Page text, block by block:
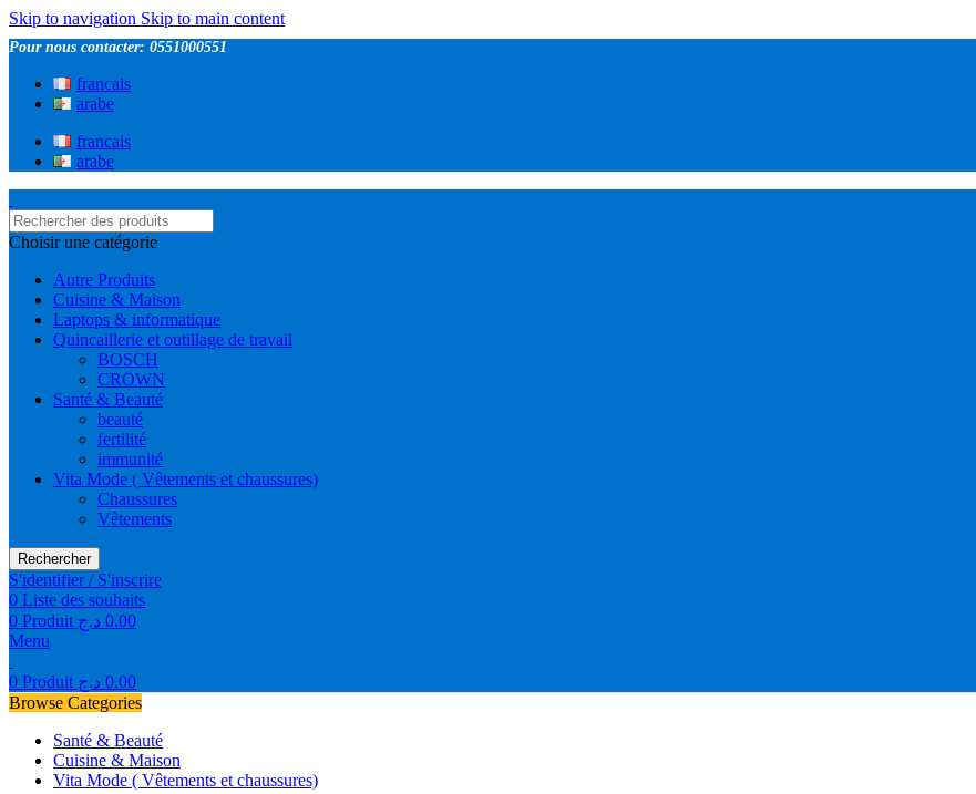
Skip to navigation Skip to main content
Pour nous contacter: 0551000551
francais
arabe
francais
arabe
Choisir une catégorie
Autre Produits
Cuisine & Maison
Laptops & informatique
Quincaillerie et outillage de travail
BOSCH
CROWN
Santé & Beauté
beauté
fertilité
immunité
Vita Mode ( Vêtements et chaussures)
Chaussures
Vêtements
Rechercher
S'identifier / S'inscrire
0 Liste des souhaits
0 Produit 0.00 د.ج
Menu
0 Produit 0.00 د.ج
Browse Categories
Santé & Beauté
Cuisine & Maison
Vita Mode ( Vêtements et chaussures)